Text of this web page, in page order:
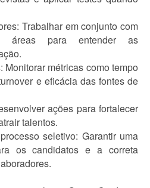
Trabalhar em conjunto com
áreas para entender as
métricas como tempo
e eficácia das fontes de
ações para fortalecer
talentos.
seletivo: Garantir uma
os candidatos e a correta